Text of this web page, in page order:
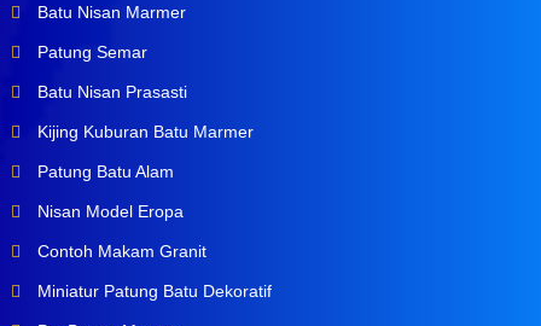
Batu Nisan Marmer
Patung Semar
Batu Nisan Prasasti
Kijing Kuburan Batu Marmer
Patung Batu Alam
Nisan Model Eropa
Contoh Makam Granit
Miniatur Patung Batu Dekoratif